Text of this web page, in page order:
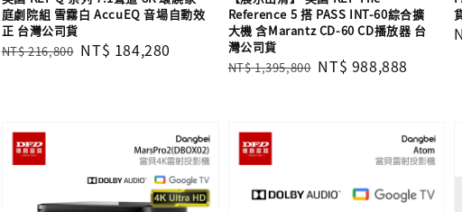
庭劇院組 雪霧白 AccuEQ 音場自動效
正 台灣公司貨
Regular
NT$ 216,800 Sale
NT$ 184,280
Reference 5 搭 PASS INT-60綜合擴
大機 含Marantz CD-60 CD播放器 台
灣公司貨
Regular
NT$ 1,395,800 Sale
NT$ 988,888